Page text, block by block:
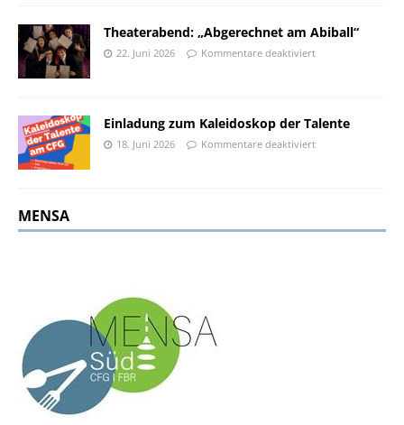
Theaterabend: „Abgerechnet am Abiball“
22. Juni 2026 Kommentare deaktiviert
Einladung zum Kaleidoskop der Talente
18. Juni 2026 Kommentare deaktiviert
MENSA